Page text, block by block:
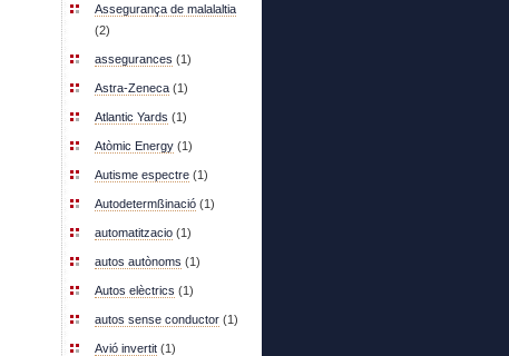
Assegurança de malalaltia
(2)
assegurances (1)
Astra-Zeneca (1)
Atlantic Yards (1)
Atòmic Energy (1)
Autisme espectre (1)
Autodetermßinació (1)
automatitzacio (1)
autos autònoms (1)
Autos elèctrics (1)
autos sense conductor (1)
Avió invertit (1)